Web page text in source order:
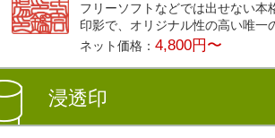
フリーソフトなどでは出せない本
印影で、オリジナル性の高い唯一
ネット価格：4,800円〜
浸透印